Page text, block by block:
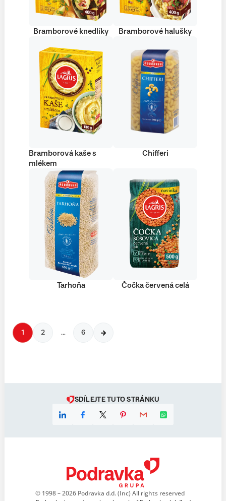
Bramborové knedlíky Bramborové halušky
Bramborová kaše s
mlékem
Chifferi
Tarhoňa Čočka červená celá
1 2 … 6
SDÍLEJTE TUTO STRÁNKU
© 1998 – 2026 Podravka d.d. (Inc) All rights reserved